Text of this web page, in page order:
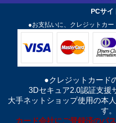
PCサイ
●お支払いに、クレジットカー
●クレジットカード
3Dセキュア2.0認証支援
大手ネットショップ使用の本
す。
カード会社にご登録済のパ